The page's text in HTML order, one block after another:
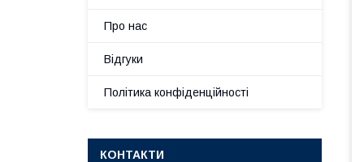
Про нас
Відгуки
Політика конфіденційності
КОНТАКТИ